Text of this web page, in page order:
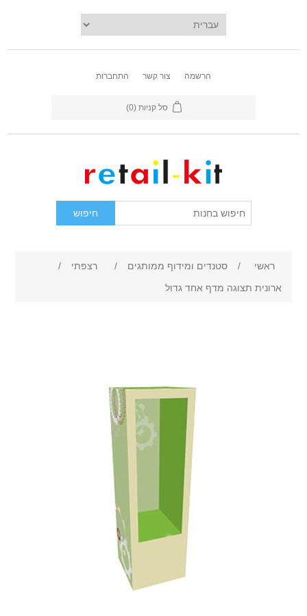
הרשמה צור קשר התחברות
סל קניות (0)
ראשי / סטנדים ומידוף ממותגים / רצפתי
/
ארונית תצוגה מדף אחד גדול